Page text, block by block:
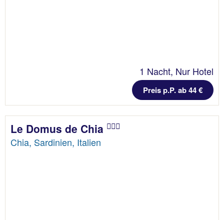
1 Nacht, Nur Hotel
Preis p.P. ab 44 €
Le Domus de Chia
Chia, Sardinien, Italien